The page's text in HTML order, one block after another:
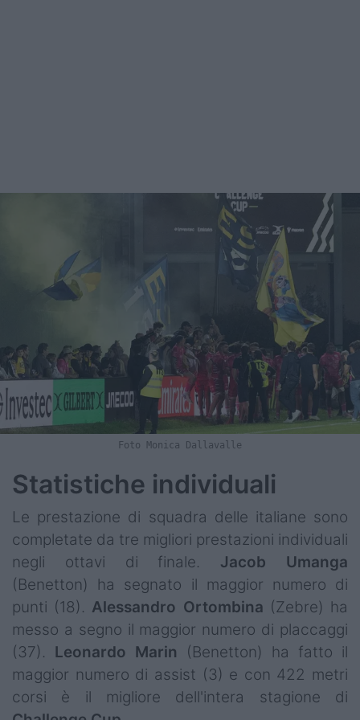
Foto Monica Dallavalle
Statistiche individuali
Le prestazione di squadra delle italiane sono
completate da tre migliori prestazioni individuali
negli ottavi di finale. Jacob Umanga
(Benetton) ha segnato il maggior numero di
punti (18). Alessandro Ortombina (Zebre) ha
messo a segno il maggior numero di placcaggi
(37). Leonardo Marin (Benetton) ha fatto il
maggior numero di assist (3) e con 422 metri
corsi è il migliore dell'intera stagione di